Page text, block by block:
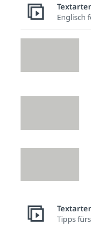
Englisch
Tipps